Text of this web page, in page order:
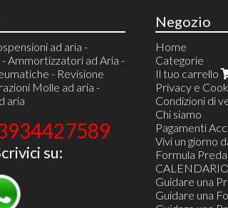
ad aria -
Ammortizzatori ad Aria -
- Revisione
Molle ad aria -
aria
su:
Negozio
Home
Categorie
Il tuo carrello
Privacy e
Condizioni di
Chi siamo
Pagamenti
Vivi un giorno
Formula
Guidare una
Guidare una